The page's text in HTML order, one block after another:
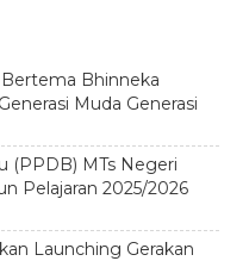
Bhinneka
Muda Generasi
(PPDB) MTs Negeri
Pelajaran 2025/2026
Launching Gerakan